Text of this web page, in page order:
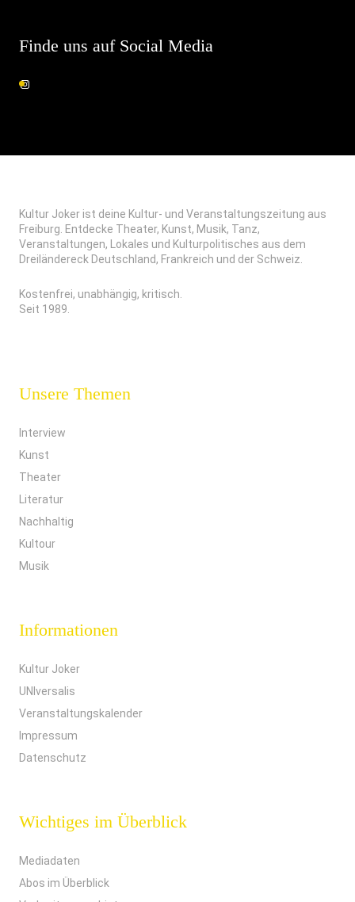
Finde uns auf Social Media
Kultur Joker ist deine Kultur- und Veranstaltungszeitung aus
Freiburg. Entdecke Theater, Kunst, Musik, Tanz,
Veranstaltungen, Lokales und Kulturpolitisches aus dem
Dreiländereck Deutschland, Frankreich und der Schweiz.
Kostenfrei, unabhängig, kritisch.
Seit 1989.
Unsere Themen
Interview
Kunst
Theater
Literatur
Nachhaltig
Kultour
Musik
Informationen
Kultur Joker
UNIversalis
Veranstaltungskalender
Impressum
Datenschutz
Wichtiges im Überblick
Mediadaten
Abos im Überblick